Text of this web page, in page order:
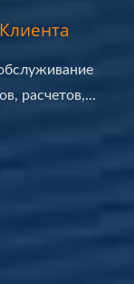
расчетов,...